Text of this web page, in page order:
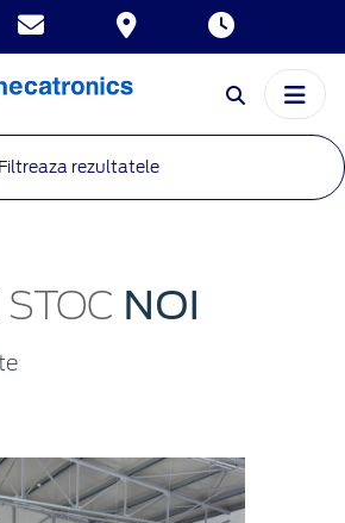
Filtreaza rezultatele
STOC NOI